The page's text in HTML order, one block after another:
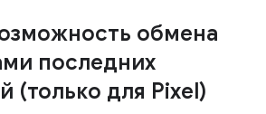
обмена
последних
(только для Pixel)